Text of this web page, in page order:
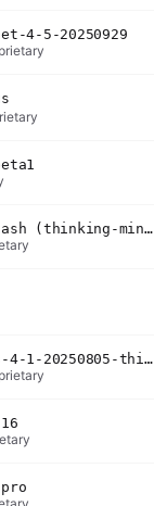
4-5-20250929
gemini-3-flash (thinking-minimal)
claude-opus-4-1-20250805-thinking-16k